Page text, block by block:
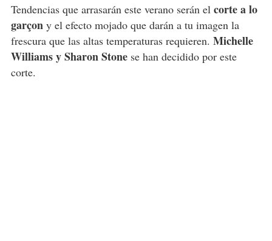
Tendencias que arrasarán este verano serán el corte a lo
garçon y el efecto mojado que darán a tu imagen la
frescura que las altas temperaturas requieren. Michelle
Williams y Sharon Stonese han decidido por este
corte.